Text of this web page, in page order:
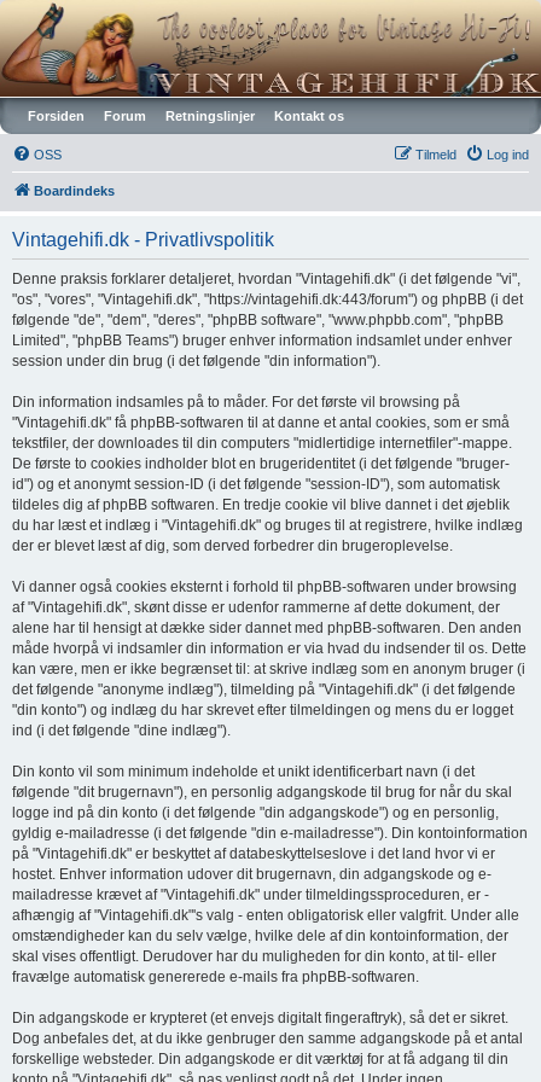
Vintagehifi.dk
Forsiden Forum Retningslinjer Kontakt os
OSS Log ind
Tilmeld
Boardindeks
Vintagehifi.dk - Privatlivspolitik
Denne praksis forklarer detaljeret, hvordan "Vintagehifi.dk" (i det følgende "vi",
"os", "vores", "Vintagehifi.dk", "https://vintagehifi.dk:443/forum") og phpBB (i det
følgende "de", "dem", "deres", "phpBB software", "www.phpbb.com", "phpBB
Limited", "phpBB Teams") bruger enhver information indsamlet under enhver
session under din brug (i det følgende "din information").
Din information indsamles på to måder. For det første vil browsing på
"Vintagehifi.dk" få phpBB-softwaren til at danne et antal cookies, som er små
tekstfiler, der downloades til din computers "midlertidige internetfiler"-mappe.
De første to cookies indholder blot en brugeridentitet (i det følgende "bruger-
id") og et anonymt session-ID (i det følgende "session-ID"), som automatisk
tildeles dig af phpBB softwaren. En tredje cookie vil blive dannet i det øjeblik
du har læst et indlæg i "Vintagehifi.dk" og bruges til at registrere, hvilke indlæg
der er blevet læst af dig, som derved forbedrer din brugeroplevelse.
Vi danner også cookies eksternt i forhold til phpBB-softwaren under browsing
af "Vintagehifi.dk", skønt disse er udenfor rammerne af dette dokument, der
alene har til hensigt at dække sider dannet med phpBB-softwaren. Den anden
måde hvorpå vi indsamler din information er via hvad du indsender til os. Dette
kan være, men er ikke begrænset til: at skrive indlæg som en anonym bruger (i
det følgende "anonyme indlæg"), tilmelding på "Vintagehifi.dk" (i det følgende
"din konto") og indlæg du har skrevet efter tilmeldingen og mens du er logget
ind (i det følgende "dine indlæg").
Din konto vil som minimum indeholde et unikt identificerbart navn (i det
følgende "dit brugernavn"), en personlig adgangskode til brug for når du skal
logge ind på din konto (i det følgende "din adgangskode") og en personlig,
gyldig e-mailadresse (i det følgende "din e-mailadresse"). Din kontoinformation
på "Vintagehifi.dk" er beskyttet af databeskyttelseslove i det land hvor vi er
hostet. Enhver information udover dit brugernavn, din adgangskode og e-
mailadresse krævet af "Vintagehifi.dk" under tilmeldingssproceduren, er -
afhængig af "Vintagehifi.dk"'s valg - enten obligatorisk eller valgfrit. Under alle
omstændigheder kan du selv vælge, hvilke dele af din kontoinformation, der
skal vises offentligt. Derudover har du muligheden for din konto, at til- eller
fravælge automatisk genererede e-mails fra phpBB-softwaren.
Din adgangskode er krypteret (et envejs digitalt fingeraftryk), så det er sikret.
Dog anbefales det, at du ikke genbruger den samme adgangskode på et antal
forskellige websteder. Din adgangskode er dit værktøj for at få adgang til din